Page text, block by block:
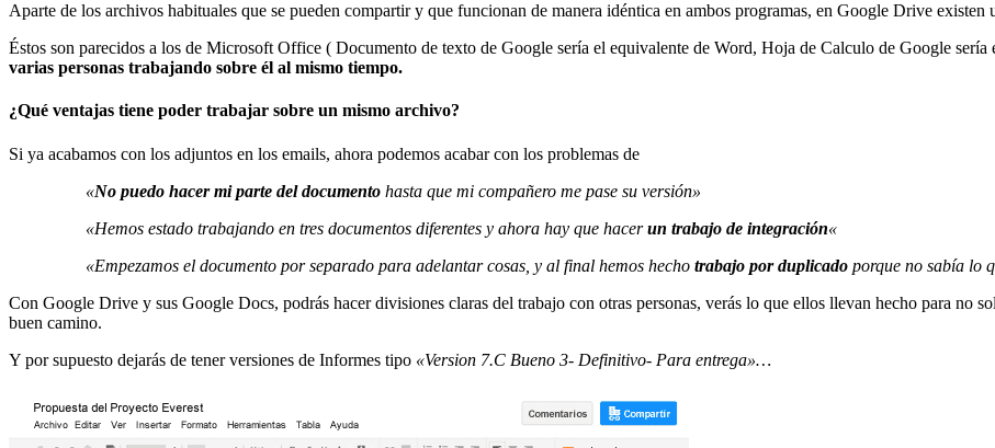
Aparte de los archivos habituales que se pueden compartir y que funcionan de manera idéntica en ambos programas, en Google Drive existen
Éstos son parecidos a los de Microsoft Office ( Documento de texto de Google sería el equivalente de Word, Hoja de Calculo de Google
varias personas trabajando sobre él al mismo tiempo.
¿Qué ventajas tiene poder trabajar sobre un mismo archivo?
Si ya acabamos con los adjuntos en los emails, ahora podemos acabar con los problemas de
«No puedo hacer mi parte del documento hasta que mi compañero me pase su versión»
«Hemos estado trabajando en tres documentos diferentes y ahora hay que hacerun trabajo de integración«
«Empezamos el documento por separado para adelantar cosas, y al final hemos hecho trabajo por duplicado porque no sabía lo
Con Google Drive y sus Google Docs, podrás hacer divisiones claras del trabajo con otras personas, verás lo que ellos llevan hecho para no
buen camino.
Y por supuesto dejarás de tener versiones de Informes tipo «Version 7.C Bueno 3- Definitivo- Para entrega»…